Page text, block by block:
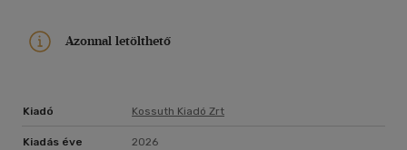
elhallgatnak lelkük törékeny trillái?
Azonnal letölthető
Kiadó Kossuth Kiadó Zrt
Kiadás éve 2026